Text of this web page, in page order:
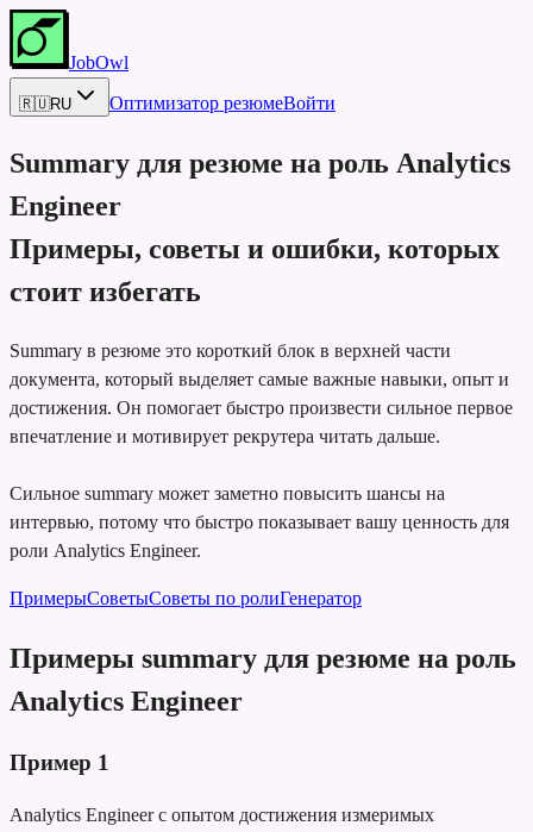
JobOwl
🇷🇺RU Оптимизатор резюмеВойти
Summary для резюме на роль Analytics
Engineer
Примеры, советы и ошибки, которых
стоит избегать
Summary в резюме это короткий блок в верхней части
документа, который выделяет самые важные навыки, опыт и
достижения. Он помогает быстро произвести сильное первое
впечатление и мотивирует рекрутера читать дальше.
Сильное summary может заметно повысить шансы на
интервью, потому что быстро показывает вашу ценность для
роли Analytics Engineer.
ПримерыСоветыСоветы по ролиГенератор
Примеры summary для резюме на роль
Analytics Engineer
Пример 1
Analytics Engineer с опытом достижения измеримых